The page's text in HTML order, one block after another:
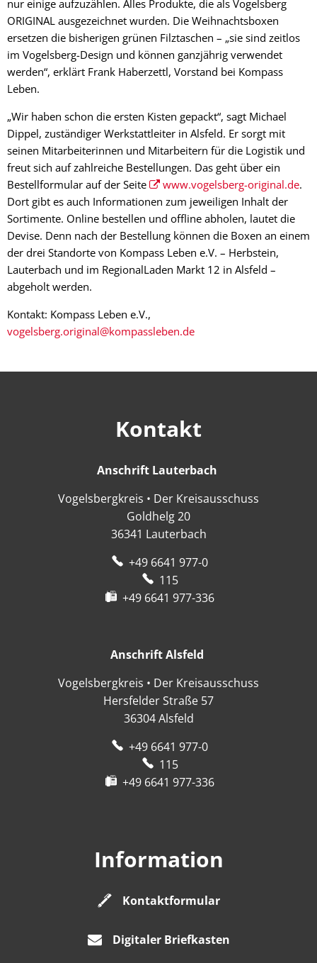
nur einige aufzuzählen. Alles Produkte, die als Vogelsberg
ORIGINAL ausgezeichnet wurden. Die Weihnachtsboxen
ersetzen die bisherigen grünen Filztaschen – „sie sind zeitlos
im Vogelsberg-Design und können ganzjährig verwendet
werden“, erklärt Frank Haberzettl, Vorstand bei Kompass
Leben.
„Wir haben schon die ersten Kisten gepackt“, sagt Michael
Dippel, zuständiger Werkstattleiter in Alsfeld. Er sorgt mit
seinen Mitarbeiterinnen und Mitarbeitern für die Logistik und
freut sich auf zahlreiche Bestellungen. Das geht über ein
Bestellformular auf der Seite
www.vogelsberg-original.de.
Dort gibt es auch Informationen zum jeweiligen Inhalt der
Sortimente. Online bestellen und offline abholen, lautet die
Devise. Denn nach der Bestellung können die Boxen an einem
der drei Standorte von Kompass Leben e.V. – Herbstein,
Lauterbach und im RegionalLaden Markt 12 in Alsfeld –
abgeholt werden.
Kontakt: Kompass Leben e.V.,
vogelsberg.original@kompassleben.de
Kontakt
Anschrift Lauterbach
Vogelsbergkreis • Der Kreisausschuss
Goldhelg 20
36341 Lauterbach
+49 6641 977-0
115
+49 6641 977-336
Anschrift Alsfeld
Vogelsbergkreis • Der Kreisausschuss
Hersfelder Straße 57
36304 Alsfeld
+49 6641 977-0
115
+49 6641 977-336
Information
Kontaktformular
Digitaler Briefkasten